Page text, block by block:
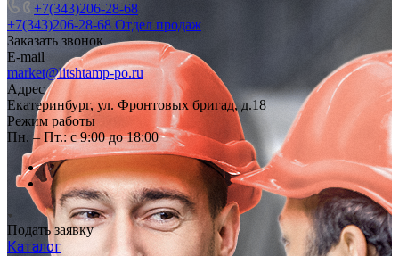
+7(343)206-28-68
+7(343)206-28-68 Отдел продаж
Заказать звонок
E-mail
market@litshtamp-po.ru
Адрес
Екатеринбург, ул. Фронтовых бригад, д.18
Режим работы
Пн. – Пт.: с 9:00 до 18:00
Подать заявку
Каталог